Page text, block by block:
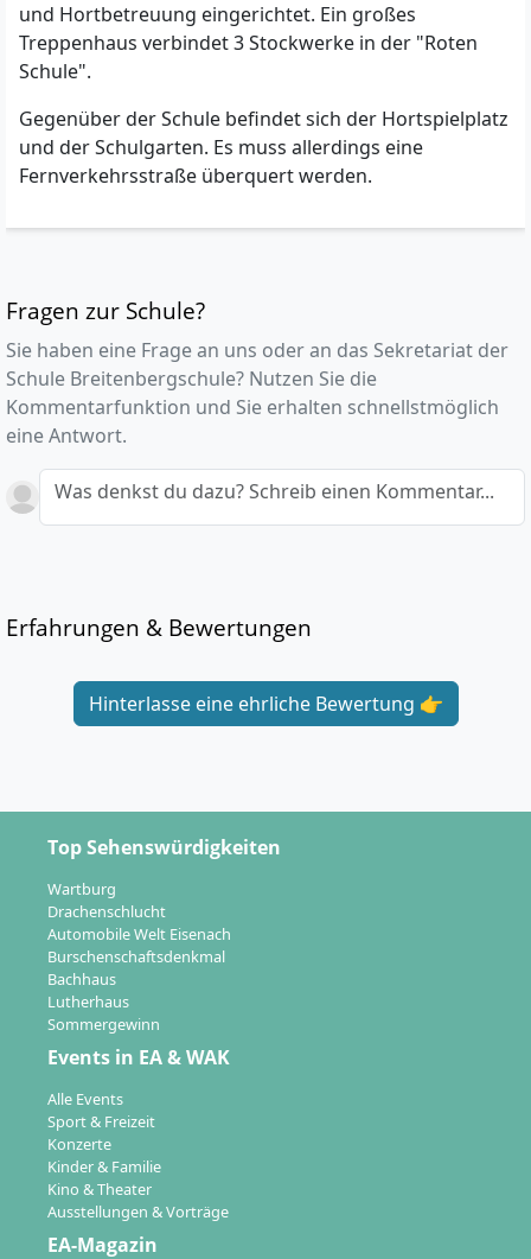
und Hortbetreuung eingerichtet. Ein großes
Treppenhaus verbindet 3 Stockwerke in der "Roten
Schule".
Gegenüber der Schule befindet sich der Hortspielplatz
und der Schulgarten. Es muss allerdings eine
Fernverkehrsstraße überquert werden.
Fragen zur Schule?
Sie haben eine Frage an uns oder an das Sekretariat der
Schule Breitenbergschule? Nutzen Sie die
Kommentarfunktion und Sie erhalten schnellstmöglich
eine Antwort.
Was denkst du dazu? Schreib einen Kommentar...
Erfahrungen & Bewertungen
Hinterlasse eine ehrliche Bewertung 👉
Top Sehenswürdigkeiten
Wartburg
Drachenschlucht
Automobile Welt Eisenach
Burschenschaftsdenkmal
Bachhaus
Lutherhaus
Sommergewinn
Events in EA & WAK
Alle Events
Sport & Freizeit
Konzerte
Kinder & Familie
Kino & Theater
Ausstellungen & Vorträge
EA-Magazin